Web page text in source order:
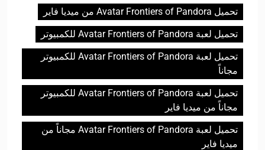
تحميل Avatar Frontiers of Pandora من ميديا فاير
تحميل لعبة Avatar Frontiers of Pandora للكمبيوتر
تحميل لعبة Avatar Frontiers of Pandora للكمبيوتر
مجاناً
تحميل لعبة Avatar Frontiers of Pandora للكمبيوتر
مجاناً من ميديا فاير
تحميل لعبة Avatar Frontiers of Pandora مجاناً من
ميديا فاير